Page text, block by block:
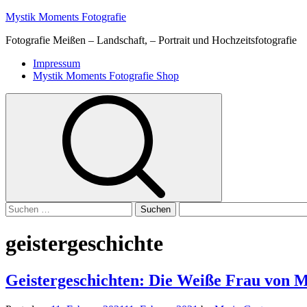
Skip
content
Mystik Moments Fotografie
Fotografie Meißen – Landschaft, – Portrait und Hochzeitsfotografie
Primary
Menu
Impressum
Mystik Moments Fotografie Shop
Suchen
nach:
geistergeschichte
Geistergeschichten: Die Weiße Frau von